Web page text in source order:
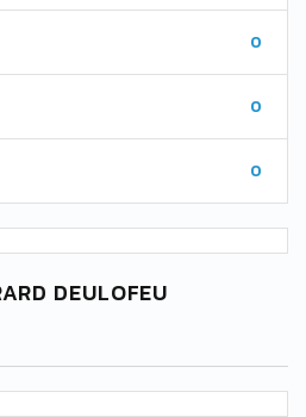
0
0
0
DEULOFEU